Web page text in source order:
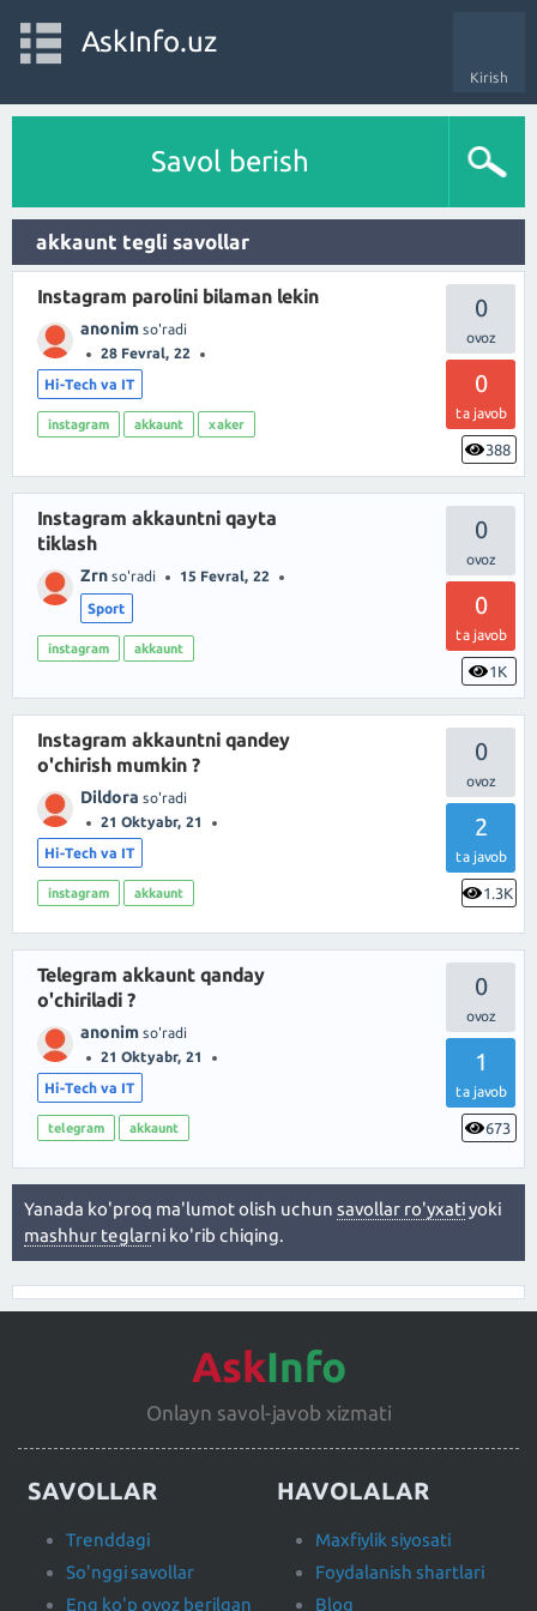
Kirish
AskInfo.uz
Savol berish
akkaunt tegli savollar
0
0
ta javob
388
Instagram parolini bilaman lekin
anonim so'radi
28 Fevral, 22
Hi-Tech va IT
instagram akkaunt xaker
0
0
ta javob
1K
Instagram akkauntni qayta
tiklash
Zrn so'radi 15 Fevral, 22
Sport
instagram akkaunt
0
2
ta javob
1.3K
Instagram akkauntni qandey
o'chirish mumkin ?
Dildora so'radi
21 Oktyabr, 21
Hi-Tech va IT
instagram akkaunt
0
1
ta javob
673
Telegram akkaunt qanday
o'chiriladi ?
anonim so'radi
21 Oktyabr, 21
Hi-Tech va IT
telegram akkaunt
Yanada ko'proq ma'lumot olish uchun savollar ro'yxatiyoki
mashhur teglarni ko'rib chiqing.
AskInfo
Onlayn savol-javob xizmati
SAVOLLAR
Trenddagi
So'nggi savollar
Eng ko'p ovoz berilgan
HAVOLALAR
Maxfiylik siyosati
Foydalanish shartlari
Blog